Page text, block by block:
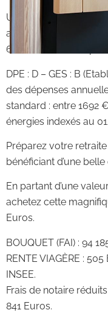
Un garage/ salle de
appentis complètent
6590 m² dont une
DPE : D – GES : B
des dépenses
standard : entre 1692
énergies indexés au
Préparez votre
bénéficiant d’une
En partant d’une
achetez cette
Euros.
BOUQUET (FAI) : 94
RENTE VIAGÈRE :
INSEE.
Frais de notaire
841 Euros.